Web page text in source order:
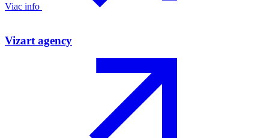
Viac info
Vizart agency